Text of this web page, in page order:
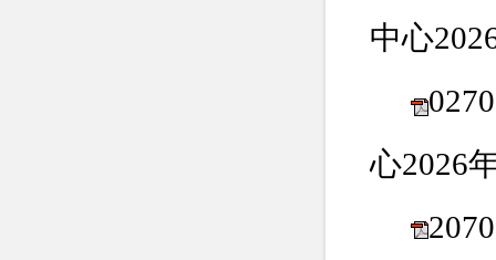
中心
心2026